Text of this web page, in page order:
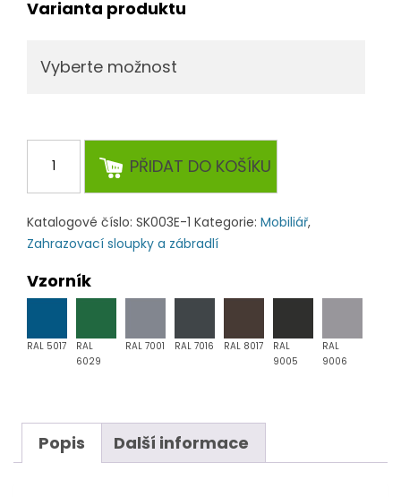
Varianta produktu
sloupek
SO1
množství
PŘIDAT DO KOŠÍKU
Katalogové číslo: SK003E-1 Kategorie: Mobiliář,
Zahrazovací sloupky a zábradlí
Vzorník
RAL 5017
RAL
6029
RAL 7001 RAL 7016 RAL 8017
RAL
9005
RAL
9006
Popis Další informace